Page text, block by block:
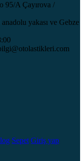
95/A Çayırova /
yakası ve Gebze
Sepet Giriş yap